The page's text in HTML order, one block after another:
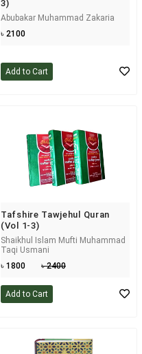
3)
Abubakar Muhammad Zakaria
৳ 2100
Add to Cart
Tafshire Tawjehul Quran
(Vol 1-3)
Shaikhul Islam Mufti Muhammad
Taqi Usmani
৳ 1800
৳ 2400
Add to Cart